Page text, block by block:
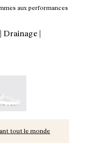
aux performances
Drainage |
tout le monde